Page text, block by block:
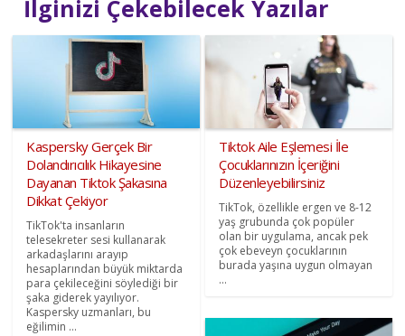
İlginizi Çekebilecek Yazılar
Kaspersky Gerçek Bir
Dolandırıcılık Hikayesine
Dayanan Tiktok Şakasına
Dikkat Çekiyor
TikTok'ta insanların
telesekreter sesi kullanarak
arkadaşlarını arayıp
hesaplarından büyük miktarda
para çekileceğini söylediği bir
şaka giderek yayılıyor.
Kaspersky uzmanları, bu
eğilimin ...
Tiktok Aile Eşlemesi İle
Çocuklarınızın İçeriğini
Düzenleyebilirsiniz
TikTok, özellikle ergen ve 8-12
yaş grubunda çok popüler
olan bir uygulama, ancak pek
çok ebeveyn çocuklarının
burada yaşına uygun olmayan
...